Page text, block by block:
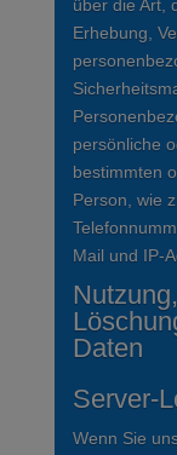
über die Art,
Erhebung,
persönliche
bestimmten
Person, wie
Mail und IP-
Daten
Server-
Wenn Sie